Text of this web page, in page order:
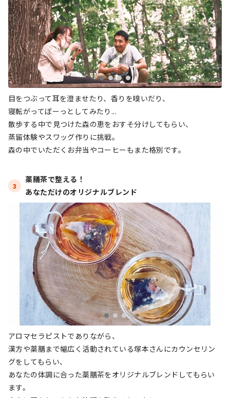
目をつぶって耳を澄ませたり、香りを嗅いだり、
寝転がってぼーっとしてみたり...
散歩する中で見つけた森の恵をおすそ分けしてもらい、
蒸留体験やスワッグ作りに挑戦。
森の中でいただくお弁当やコーヒーもまた格別です。
3
薬膳茶で整える！
あなただけのオリジナルブレンド
アロマセラピストでありながら、
漢方や薬膳まで幅広く活動されている塚本さんにカウンセリン
グをしてもらい、
あなたの体調に合った薬膳茶をオリジナルブレンドしてもらい
ます。